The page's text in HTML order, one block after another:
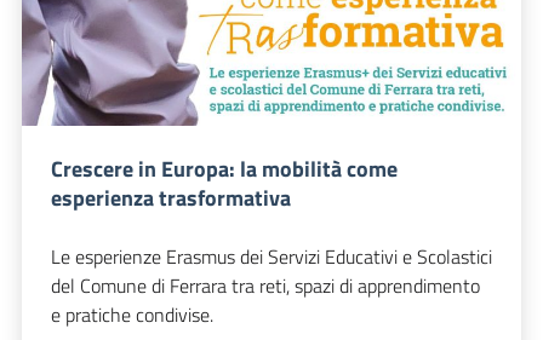
Crescere in Europa: la mobilità come
esperienza trasformativa
Le esperienze Erasmus dei Servizi Educativi e Scolastici
del Comune di Ferrara tra reti, spazi di apprendimento
e pratiche condivise.